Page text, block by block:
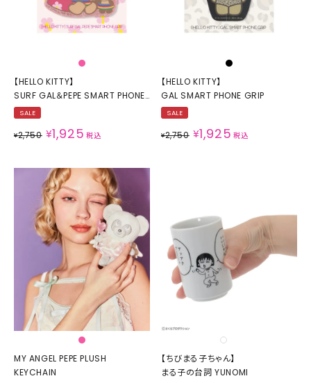
【HELLO KITTY】
SURF GAL＆PEPE SMART PHONE
GRIP
SALE
¥2,750 ¥1,925 税込
【HELLO KITTY】
GAL SMART PHONE GRIP
SALE
¥2,750 ¥1,925 税込
MY ANGEL PEPE PLUSH
KEYCHAIN
【ちびまる子ちゃん】
まる子の台詞 YUNOMI